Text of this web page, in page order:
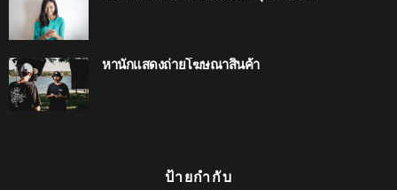
หานักแสดงถ่ายโฆษณาสินค้า
ป้ายกำกับ